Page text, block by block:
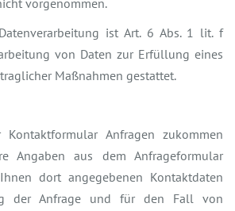
vorgenommen.
ist Art. 6 Abs. 1 lit. f
von Daten zur Erfüllung eines
Maßnahmen gestattet.
Anfragen zukommen
Angaben aus dem Anfrageformular
dort angegebenen Kontaktdaten
der Anfrage und für den Fall von